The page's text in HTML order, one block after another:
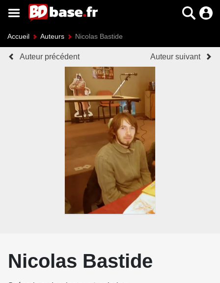
Accueil Auteurs Nicolas Bastide
Auteur précédent Auteur suivant
Nicolas Bastide